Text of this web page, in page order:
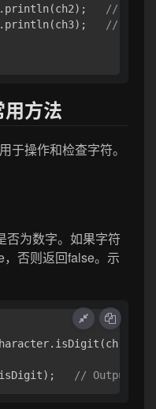
//
//
方法
于操作和检查字符。
否为数字。如果字符
否则返回false。示
// Output: